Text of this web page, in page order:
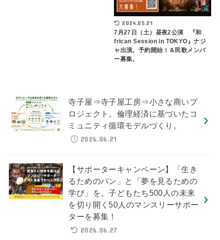
2024.05.21
7月27日（土）昼夜2公演 『和
frican Session in TOKYO』ナジ
ャ出演。予約開始！＆民歌メンバ
ー募集。
寺子屋⇒寺子屋工房⇒小さな商いプ
ロジェクト。倫理経済に基づいたコ
ミュニティ循環モデルづくり。
2026.06.21
【サポーターキャンペーン】「生き
るためのパン」と「夢を見るための
学び」を。子どもたち500人の未来
を切り開く50人のマンスリーサポー
ターを募集！
2026.06.27